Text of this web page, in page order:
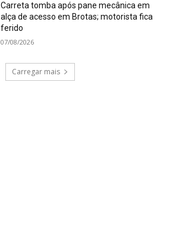
Carreta tomba após pane mecânica em
alça de acesso em Brotas; motorista fica
ferido
07/08/2026
Carregar mais